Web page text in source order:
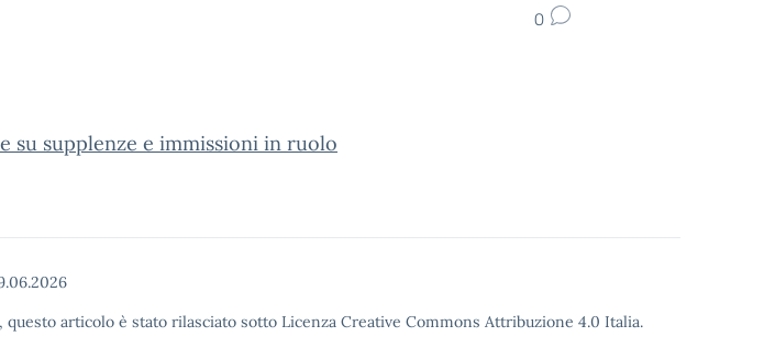
0
su supplenze e immissioni in ruolo
articolo è stato rilasciato sotto Licenza Creative Commons Attribuzione 4.0 Italia.